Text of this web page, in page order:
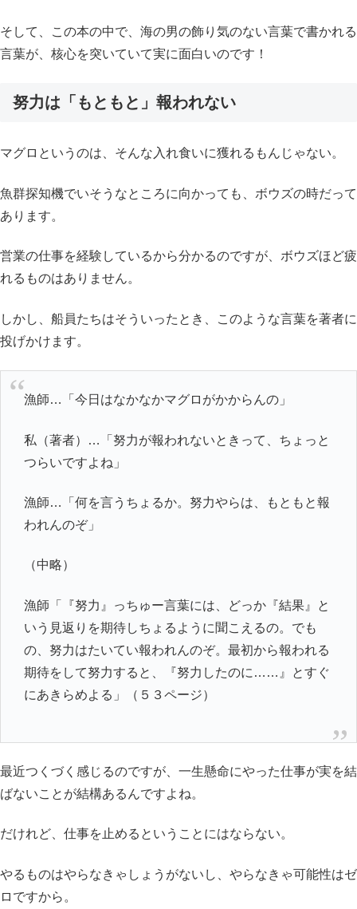
そして、この本の中で、海の男の飾り気のない言葉で書かれる
言葉が、核心を突いていて実に面白いのです！
努力は 「 もともと 」 報われない
マグロというのは、そんな入れ食いに獲れるもんじゃない。
魚群探知機でいそうなところに向かっても、ボウズの時だって
あります。
営業の仕事を経験しているから分かるのですが、ボウズほど疲
れるものはありません。
しかし、船員たちはそういったとき、このような言葉を著者に
投げかけます。
漁師…「今日はなかなかマグロがかからんの」
私（著者）…「努力が報われないときって、ちょっと
つらいですよね」
漁師…「何を言うちょるか。努力やらは、もともと報
われんのぞ」
（中略）
漁師「『努力』っちゅー言葉には、どっか『結果』と
いう見返りを期待しちょるように聞こえるの。でも
の、努力はたいてい報われんのぞ。最初から報われる
期待をして努力すると、『努力したのに……』とすぐ
にあきらめよる」（５３ページ）
最近つくづく感じるのですが、一生懸命にやった仕事が実を結
ばないことが結構あるんですよね。
だけれど、仕事を止めるということにはならない。
やるものはやらなきゃしょうがないし、やらなきゃ可能性はゼ
ロですから。